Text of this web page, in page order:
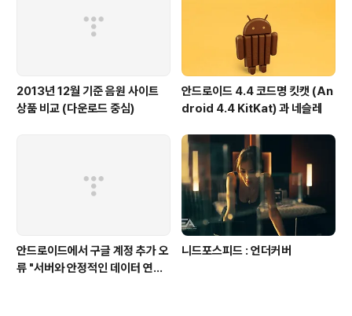
2013년 12월 기준 음원 사이트
상품 비교 (다운로드 중심)
안드로이드 4.4 코드명 킷캣 (An
droid 4.4 KitKat) 과 네슬레
안드로이드에서 구글 계정 추가 오
류 "서버와 안정적인 데이터 연결
니드포스피드 : 언더커버